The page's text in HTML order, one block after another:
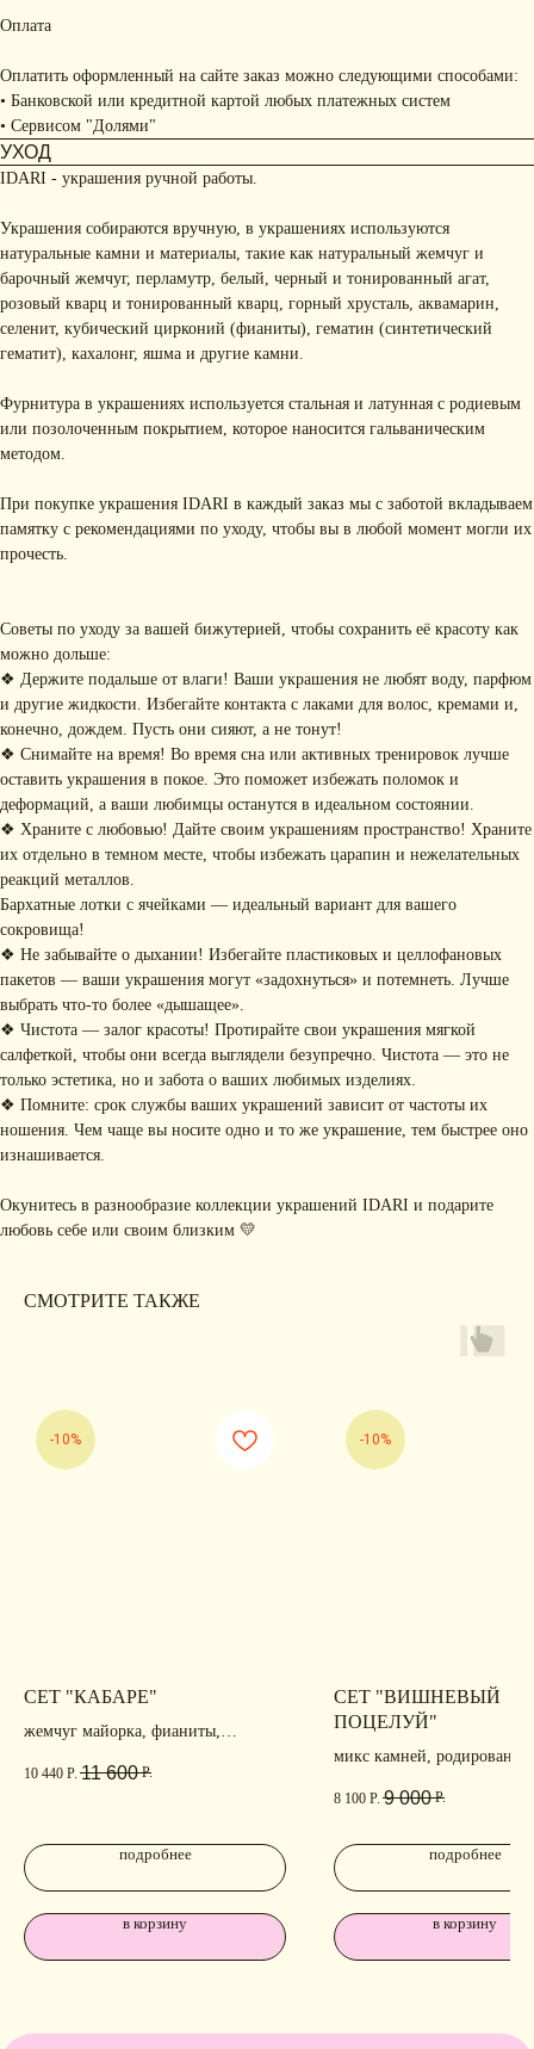
Оплата
Оплатить оформленный на сайте заказ можно следующими способами:
• Банковской или кредитной картой любых платежных систем
• Сервисом "Долями"
УХОД
IDARI - украшения ручной работы.
Украшения собираются вручную, в украшениях используются
натуральные камни и материалы, такие как натуральный жемчуг и
барочный жемчуг, перламутр, белый, черный и тонированный агат,
розовый кварц и тонированный кварц, горный хрусталь, аквамарин,
селенит, кубический цирконий (фианиты), гематин (синтетический
гематит), кахалонг, яшма и другие камни.
Фурнитура в украшениях используется стальная и латунная с родиевым
или позолоченным покрытием, которое наносится гальваническим
методом.
При покупке украшения IDARI в каждый заказ мы с заботой вкладываем
памятку с рекомендациями по уходу, чтобы вы в любой момент могли их
прочесть.
Советы по уходу за вашей бижутерией, чтобы сохранить её красоту как
можно дольше:
❖ Держите подальше от влаги! Ваши украшения не любят воду, парфюм
и другие жидкости. Избегайте контакта с лаками для волос, кремами и,
конечно, дождем. Пусть они сияют, а не тонут!
❖ Снимайте на время! Во время сна или активных тренировок лучше
оставить украшения в покое. Это поможет избежать поломок и
деформаций, а ваши любимцы останутся в идеальном состоянии.
❖ Храните с любовью! Дайте своим украшениям пространство! Храните
их отдельно в темном месте, чтобы избежать царапин и нежелательных
реакций металлов.
Бархатные лотки с ячейками — идеальный вариант для вашего
сокровища!
❖ Не забывайте о дыхании! Избегайте пластиковых и целлофановых
пакетов — ваши украшения могут «задохнуться» и потемнеть. Лучше
выбрать что-то более «дышащее».
❖ Чистота — залог красоты! Протирайте свои украшения мягкой
салфеткой, чтобы они всегда выглядели безупречно. Чистота — это не
только эстетика, но и забота о ваших любимых изделиях.
❖ Помните: срок службы ваших украшений зависит от частоты их
ношения. Чем чаще вы носите одно и то же украшение, тем быстрее оно
изнашивается.
Окунитесь в разнообразие коллекции украшений IDARI и подарите
любовь себе или своим близким 💛
СМОТРИТЕ ТАКЖЕ
-10%
СЕТ "КАБАРЕ"
жемчуг майорка, фианиты,
10 440 Р. 11 600 Р.
подробнее
в корзину
-10%
СЕТ "ВИШНЕВЫЙ
ПОЦЕЛУЙ"
микс камней, родирование,
8 100 Р. 9 000 Р.
подробнее
в корзину
Сайт разработан
ПОДПИШИТЕСЬ НА
РАССЫЛКУ
Я соглашаюсь с обработкой персональных данных в соответствии сполитикой
конфиденциальности
Ясоглашаюсь на получение рекламной рассылки
подписаться
• Обмен и возврат
• Доставка и оплата
• Рекомендации
по уходу
• Новости
• Упаковка
• Об IDARI
• Главная
• Каталог
ИП Хайруллина Сюзанна
Эдуардовна
ИНФОРМАЦИЯ
КОНТАКТЫ
Рассказываем о новых
коллекциях, акциях и трендах
РАЗДЕЛЫ ИНТЕРНЕТ-
МАГАЗИНА
Instagram принадлежит компании Meta,
признанной экстремистской в РФ